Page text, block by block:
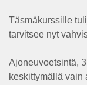
Täsmäkurssille
tarvitsee nyt
Ajoneuvoetsintä,
keskittymällä vain